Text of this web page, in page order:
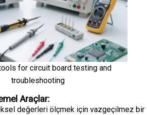
for circuit board testing and
troubleshooting
Araçlar:
değerleri ölçmek için vazgeçilmez bir